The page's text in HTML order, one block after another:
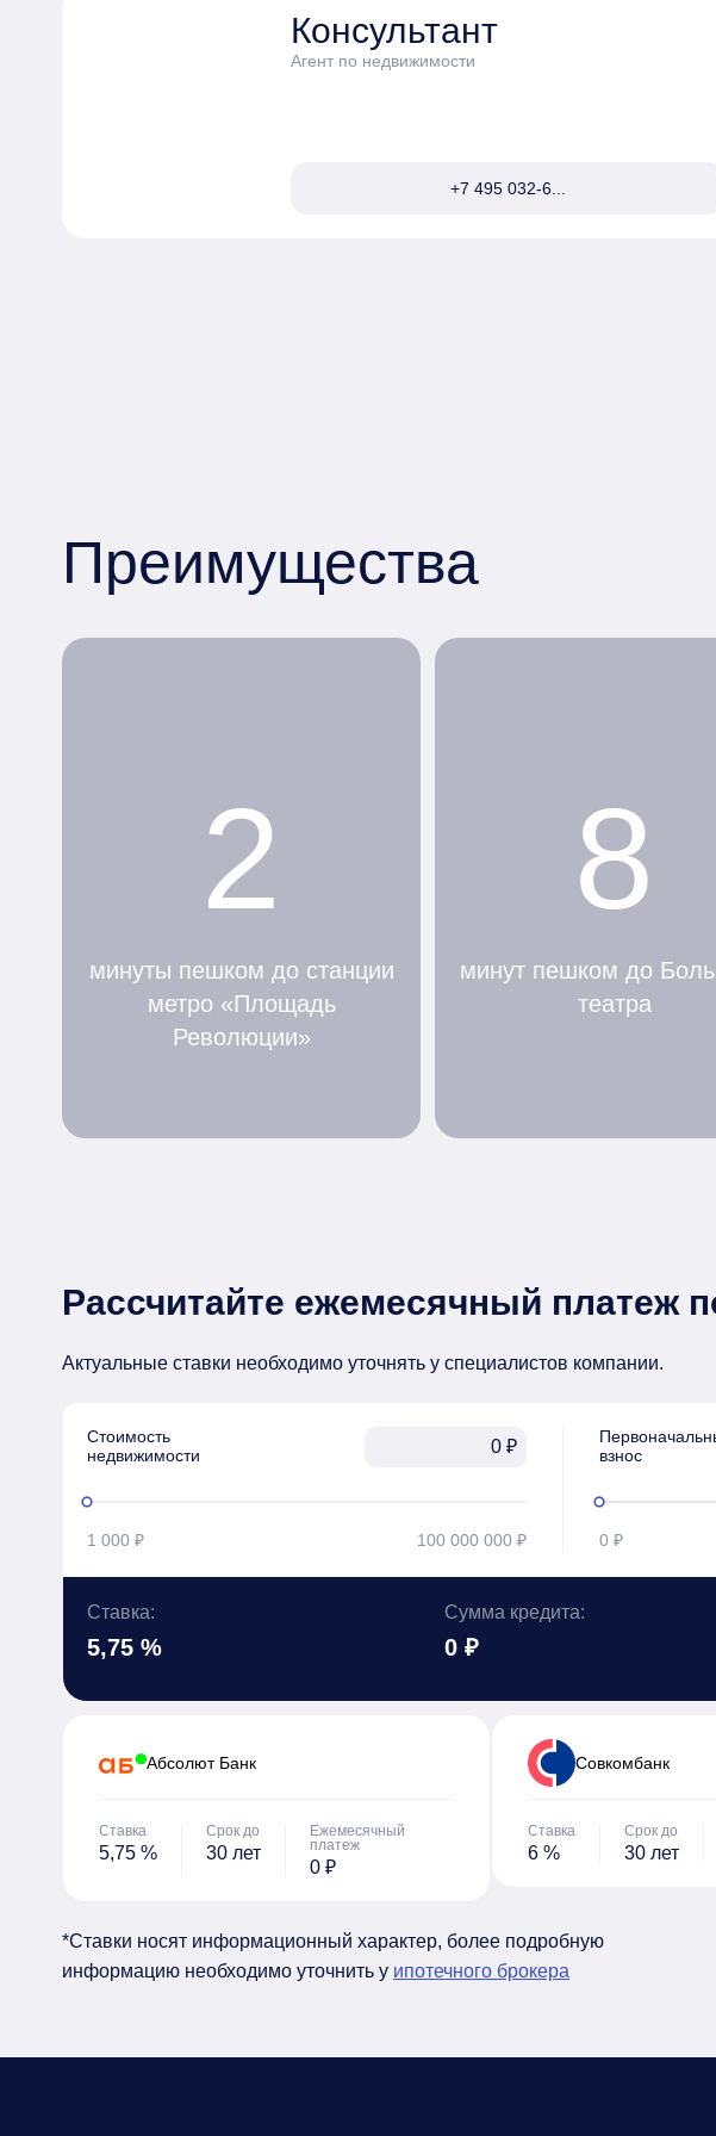
Консультант
Агент по недвижимости
+7 495 032-6...
Преимущества
2
минуты пешком до станции
метро «Площадь
Революции»
8
минут пешком до
театра
Рассчитайте ежемесячный платеж
Актуальные ставки необходимо уточнять у специалистов компании.
Стоимость
недвижимости
₽
1 000 ₽ 100 000 000 ₽
взнос
0 ₽
Ставка:
5,75 %
Сумма кредита:
0 ₽
Абсолют Банк
Ставка
5,75 %
Срок до
30 лет
Ежемесячный
платеж
0 ₽
Cовкомбанк
Ставка
6 %
Срок до
30 лет
*Ставки носят информационный характер, более подробную
информацию необходимо уточнить у ипотечного брокера